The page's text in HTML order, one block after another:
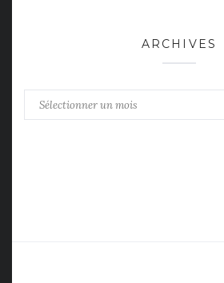
ARCHIVES
Archives